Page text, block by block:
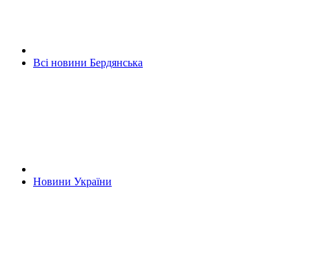
Всі новини Бердянська
Новини України